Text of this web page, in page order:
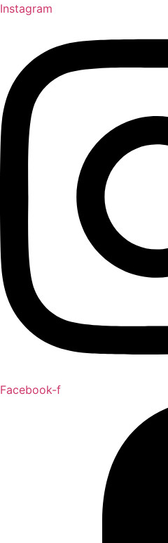
Instagram
Facebook-f